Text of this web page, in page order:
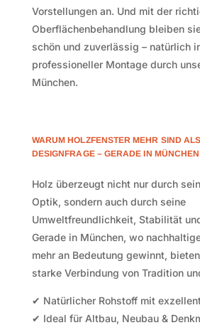
Vorstellungen an. Und mit der
Oberflächenbehandlung bleiben
schön und zuverlässig – natürlich
professioneller Montage durch
München.
WARUM HOLZFENSTER MEHR SIND
DESIGNFRAGE – GERADE IN MÜNCHEN
Holz überzeugt nicht nur durch
Optik, sondern auch durch seine
Umweltfreundlichkeit, Stabilität
Gerade in München, wo
mehr an Bedeutung gewinnt,
starke Verbindung von Tradition
✔ Natürlicher Rohstoff mit
✔ Ideal für Altbau, Neubau &